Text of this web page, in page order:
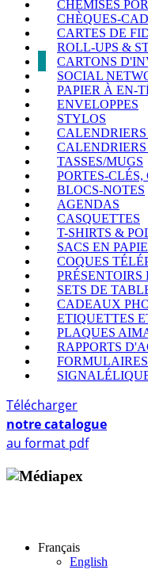
CHEMISES
CHÈQUES-
CARTES DE
ROLL-UPS &
CARTONS
SOCIAL
PAPIER À EN-
ENVELOPPES
STYLOS
TASSES/MUGS
PORTES-
BLOCS-NOTES
AGENDAS
CASQUETTES
T-SHIRTS &
SACS EN
COQUES
PRÉSENTOIRS
SETS DE
CADEAUX
ETIQUETTES
PLAQUES
RAPPORTS
Télécharger
notre catalogue
au format pdf
Français
English